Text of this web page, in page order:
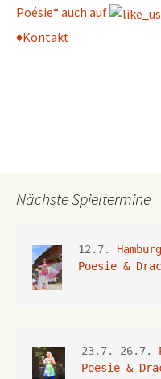
Poésie“ auch auf
♦Kontakt
Nächste Spieltermine
12.7.
Poesie &
23.7.-26.7.
Poesie &